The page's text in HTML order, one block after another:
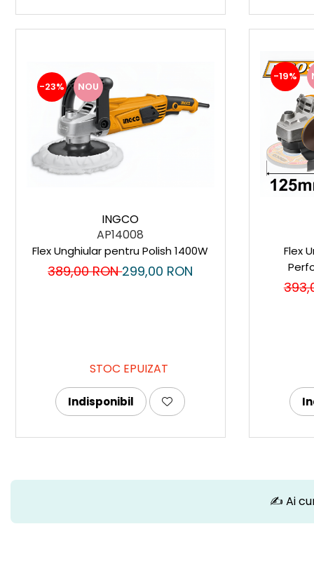
Trimmere
Trusă tubulare
Unelte pentru altoit
Unelte pentru grădină
Greble
-23% NOU
INGCO
AP14008
Flex Unghiular pentru Polish 1400W
389,00 RON299,00 RON
STOC EPUIZAT
Indisponibil
-19%
Flex
✍️ Ai